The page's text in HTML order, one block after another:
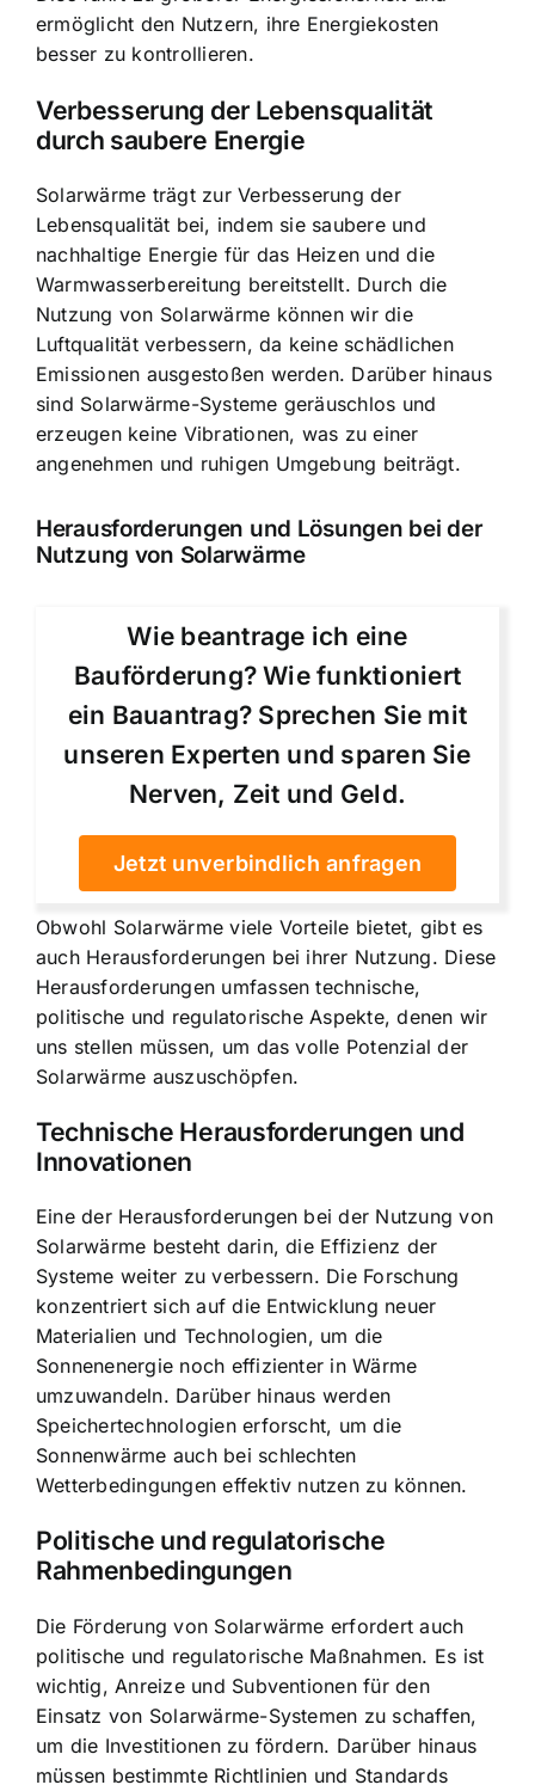
ermöglicht den Nutzern, ihre Energiekosten
besser zu kontrollieren.
Verbesserung der Lebensqualität
durch saubere Energie
Solarwärme trägt zur Verbesserung der
Lebensqualität bei, indem sie saubere und
nachhaltige Energie für das Heizen und die
Warmwasserbereitung bereitstellt. Durch die
Nutzung von Solarwärme können wir die
Luftqualität verbessern, da keine schädlichen
Emissionen ausgestoßen werden. Darüber hinaus
sind Solarwärme-Systeme geräuschlos und
erzeugen keine Vibrationen, was zu einer
angenehmen und ruhigen Umgebung beiträgt.
Herausforderungen und Lösungen bei der
Nutzung von Solarwärme
Wie beantrage ich eine
Bauförderung? Wie funktioniert
ein Bauantrag? Sprechen Sie mit
unseren Experten und sparen Sie
Nerven, Zeit und Geld.
Jetzt unverbindlich anfragen
Obwohl Solarwärme viele Vorteile bietet, gibt es
auch Herausforderungen bei ihrer Nutzung. Diese
Herausforderungen umfassen technische,
politische und regulatorische Aspekte, denen wir
uns stellen müssen, um das volle Potenzial der
Solarwärme auszuschöpfen.
Technische Herausforderungen und
Innovationen
Eine der Herausforderungen bei der Nutzung von
Solarwärme besteht darin, die Effizienz der
Systeme weiter zu verbessern. Die Forschung
konzentriert sich auf die Entwicklung neuer
Materialien und Technologien, um die
Sonnenenergie noch effizienter in Wärme
umzuwandeln. Darüber hinaus werden
Speichertechnologien erforscht, um die
Sonnenwärme auch bei schlechten
Wetterbedingungen effektiv nutzen zu können.
Politische und regulatorische
Rahmenbedingungen
Die Förderung von Solarwärme erfordert auch
politische und regulatorische Maßnahmen. Es ist
wichtig, Anreize und Subventionen für den
Einsatz von Solarwärme-Systemen zu schaffen,
um die Investitionen zu fördern. Darüber hinaus
müssen bestimmte Richtlinien und Standards